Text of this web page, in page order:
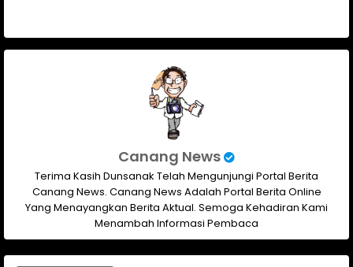
Canang News
Terima Kasih Dunsanak Telah Mengunjungi Portal Berita
Canang News. Canang News Adalah Portal Berita Online
Yang Menayangkan Berita Aktual. Semoga Kehadiran Kami
Menambah Informasi Pembaca